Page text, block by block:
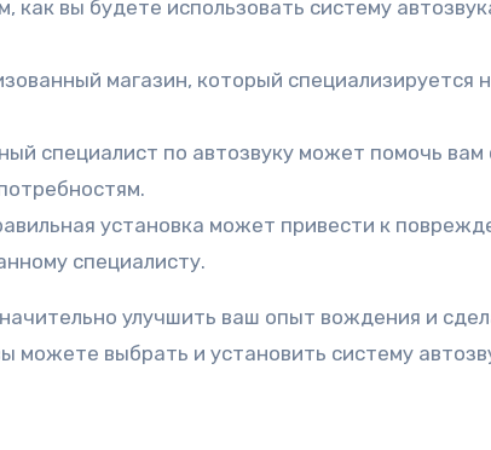
как вы будете использовать систему
магазин, который специализируется
специалист по автозвуку может помочь вам
установка может привести к
специалисту.
улучшить ваш опыт вождения и
выбрать и установить систему